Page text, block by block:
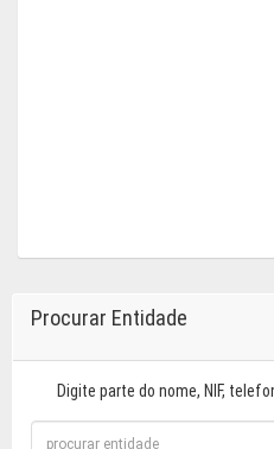
Procurar Entidade
Digite parte do nome, NIF,